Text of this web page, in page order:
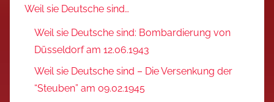
Weil sie Deutsche sind…
Weil sie Deutsche sind: Bombardierung von
Düsseldorf am 12.06.1943
Weil sie Deutsche sind – Die Versenkung der
“Steuben” am 09.02.1945